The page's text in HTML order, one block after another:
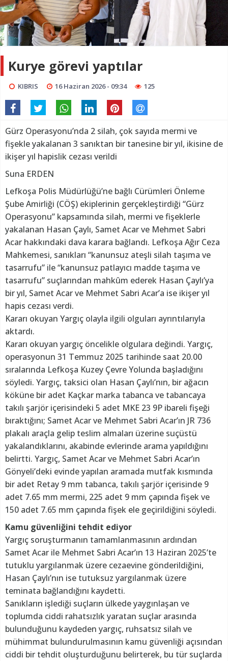
Kurye görevi yaptılar
KIBRIS 16 Haziran 2026 - 09:34 125
Gürz Operasyonu’nda 2 silah, çok sayıda mermi ve
fişekle yakalanan 3 sanıktan bir tanesine bir yıl, ikisine de
ikişer yıl hapislik cezası verildi
Suna ERDEN
Lefkoşa Polis Müdürlüğü’ne bağlı Cürümleri Önleme
Şube Amirliği (CÖŞ) ekiplerinin gerçekleştirdiği “Gürz
Operasyonu” kapsamında silah, mermi ve fişeklerle
yakalanan Hasan Çaylı, Samet Acar ve Mehmet Sabri
Acar hakkındaki dava karara bağlandı. Lefkoşa Ağır Ceza
Mahkemesi, sanıkları “kanunsuz ateşli silah taşıma ve
tasarrufu” ile “kanunsuz patlayıcı madde taşıma ve
tasarrufu” suçlarından mahkûm ederek Hasan Çaylı’ya
bir yıl, Samet Acar ve Mehmet Sabri Acar’a ise ikişer yıl
hapis cezası verdi.
Kararı okuyan Yargıç olayla ilgili olguları ayrıntılarıyla
aktardı.
Kararı okuyan yargıç öncelikle olgulara değindi. Yargıç,
operasyonun 31 Temmuz 2025 tarihinde saat 20.00
sıralarında Lefkoşa Kuzey Çevre Yolunda başladığını
söyledi. Yargıç, taksici olan Hasan Çaylı’nın, bir ağacın
köküne bir adet Kaçkar marka tabanca ve tabancaya
takılı şarjör içerisindeki 5 adet MKE 23 9P ibareli fişeği
bıraktığını; Samet Acar ve Mehmet Sabri Acar’ın JR 736
plakalı araçla gelip teslim almaları üzerine suçüstü
yakalandıklarını, akabinde evlerinde arama yapıldığını
belirtti. Yargıç, Samet Acar ve Mehmet Sabri Acar’ın
Gönyeli’deki evinde yapılan aramada mutfak kısmında
bir adet Retay 9 mm tabanca, takılı şarjör içerisinde 9
adet 7.65 mm mermi, 225 adet 9 mm çapında fişek ve
150 adet 7.65 mm çapında fişek ele geçirildiğini söyledi.
Kamu güvenliğini tehdit ediyor
Yargıç soruşturmanın tamamlanmasının ardından
Samet Acar ile Mehmet Sabri Acar’ın 13 Haziran 2025’te
tutuklu yargılanmak üzere cezaevine gönderildiğini,
Hasan Çaylı’nın ise tutuksuz yargılanmak üzere
teminata bağlandığını kaydetti.
Sanıkların işlediği suçların ülkede yaygınlaşan ve
toplumda ciddi rahatsızlık yaratan suçlar arasında
bulunduğunu kaydeden yargıç, ruhsatsız silah ve
mühimmat bulundurulmasının kamu güvenliği açısından
ciddi bir tehdit oluşturduğunu belirterek, bu tür suçlarda